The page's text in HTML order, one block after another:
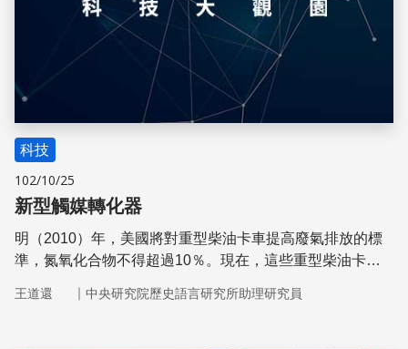
科技
102/10/25
新型觸媒轉化器
明（2010）年，美國將對重型柴油卡車提高廢氣排放的標
準，氮氧化合物不得超過10％。現在，這些重型柴油卡車
王道還 ｜ 中央研究院歷史語言研究所助理研究員